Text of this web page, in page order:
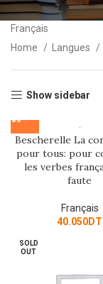
Français
Home
Langues
Show sidebar
Bescherelle La
pour tous: pour
les verbes
faute
Français
40.050DT
SOLD
OUT